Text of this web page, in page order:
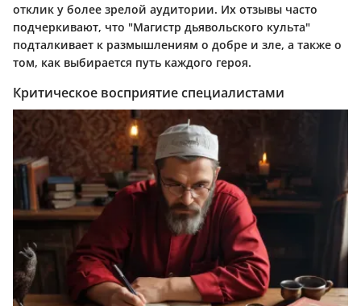
отклик у более зрелой аудитории. Их отзывы часто
подчеркивают, что "Магистр дьявольского культа"
подталкивает к размышлениям о добре и зле, а также о
том, как выбирается путь каждого героя.
Критическое восприятие специалистами